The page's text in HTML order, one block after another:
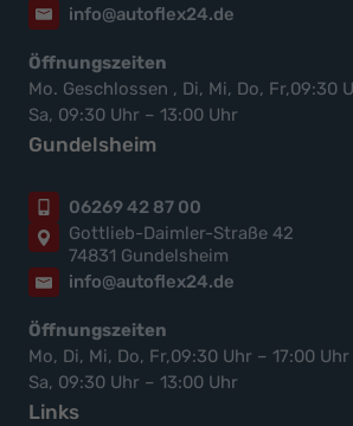
info@autoflex24.de
Öffnungszeiten
Mo. Geschlossen , Di, Mi, Do, Fr,09:30
Sa, 09:30 Uhr – 13:00 Uhr
Gundelsheim
06269 42 87 00
Gottlieb-Daimler-Straße 42
74831 Gundelsheim
info@autoflex24.de
Öffnungszeiten
Mo, Di, Mi, Do, Fr,09:30 Uhr – 17:00 Uhr
Sa, 09:30 Uhr – 13:00 Uhr
Links